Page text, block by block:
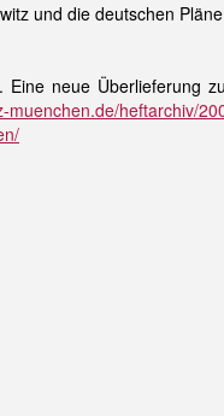
und die deutschen
Eine neue
muenchen.de/heftarchiv/